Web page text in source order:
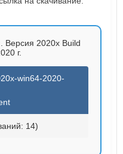
Версия 2020x Build
г.
win64-2020-
14)